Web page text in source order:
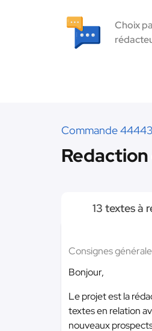
Choix
Commande 44443
13 textes à
Consignes
Bonjour,
Le projet est la
textes en relation
nouveaux